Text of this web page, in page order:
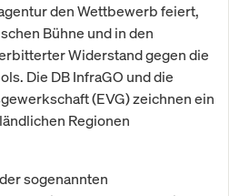
den Wettbewerb feiert,
Bühne und in den
Widerstand gegen die
Die DB InfraGO und die
(EVG) zeichnen ein
Regionen
sogenannten